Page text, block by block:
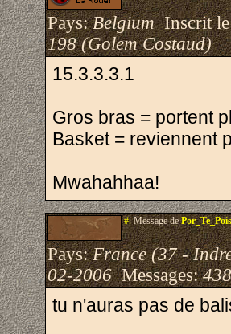
Pays:BelgiumInscrit
198 (Golem Costaud)
15.3.3.3.1
Gros bras = portent
Basket = reviennent
Mwahahhaa!
#.Message de
Pays:France (37 -
02-2006Messages:
tu n'auras pas de